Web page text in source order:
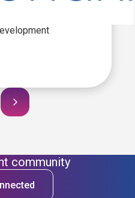
community